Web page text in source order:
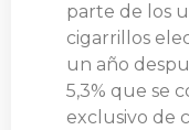
parte de los
cigarrillos
un año
5,3% que se
exclusivo de